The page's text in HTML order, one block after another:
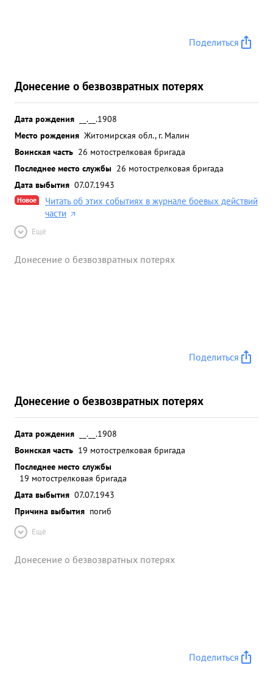
Поделиться
Донесение о безвозвратных потерях
Дата рождения
__.__.1908
Место рождения Житомирская обл., г. Малин
Воинская часть 26 мотострелковая бригада
Последнее место службы 26 мотострелковая бригада
Дата выбытия 07.07.1943
Новое
Читать об этих событиях в журнале боевых действий
части
Ещё
Донесение о безвозвратных потерях
Поделиться
Донесение о безвозвратных потерях
Дата рождения
__.__.1908
Воинская часть 19 мотострелковая бригада
Последнее место службы
19 мотострелковая бригада
Дата выбытия 07.07.1943
Причина выбытия погиб
Ещё
Донесение о безвозвратных потерях
Поделиться